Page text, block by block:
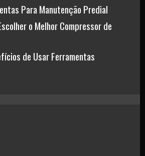
Para Manutenção Predial
o Melhor Compressor de
de Usar Ferramentas